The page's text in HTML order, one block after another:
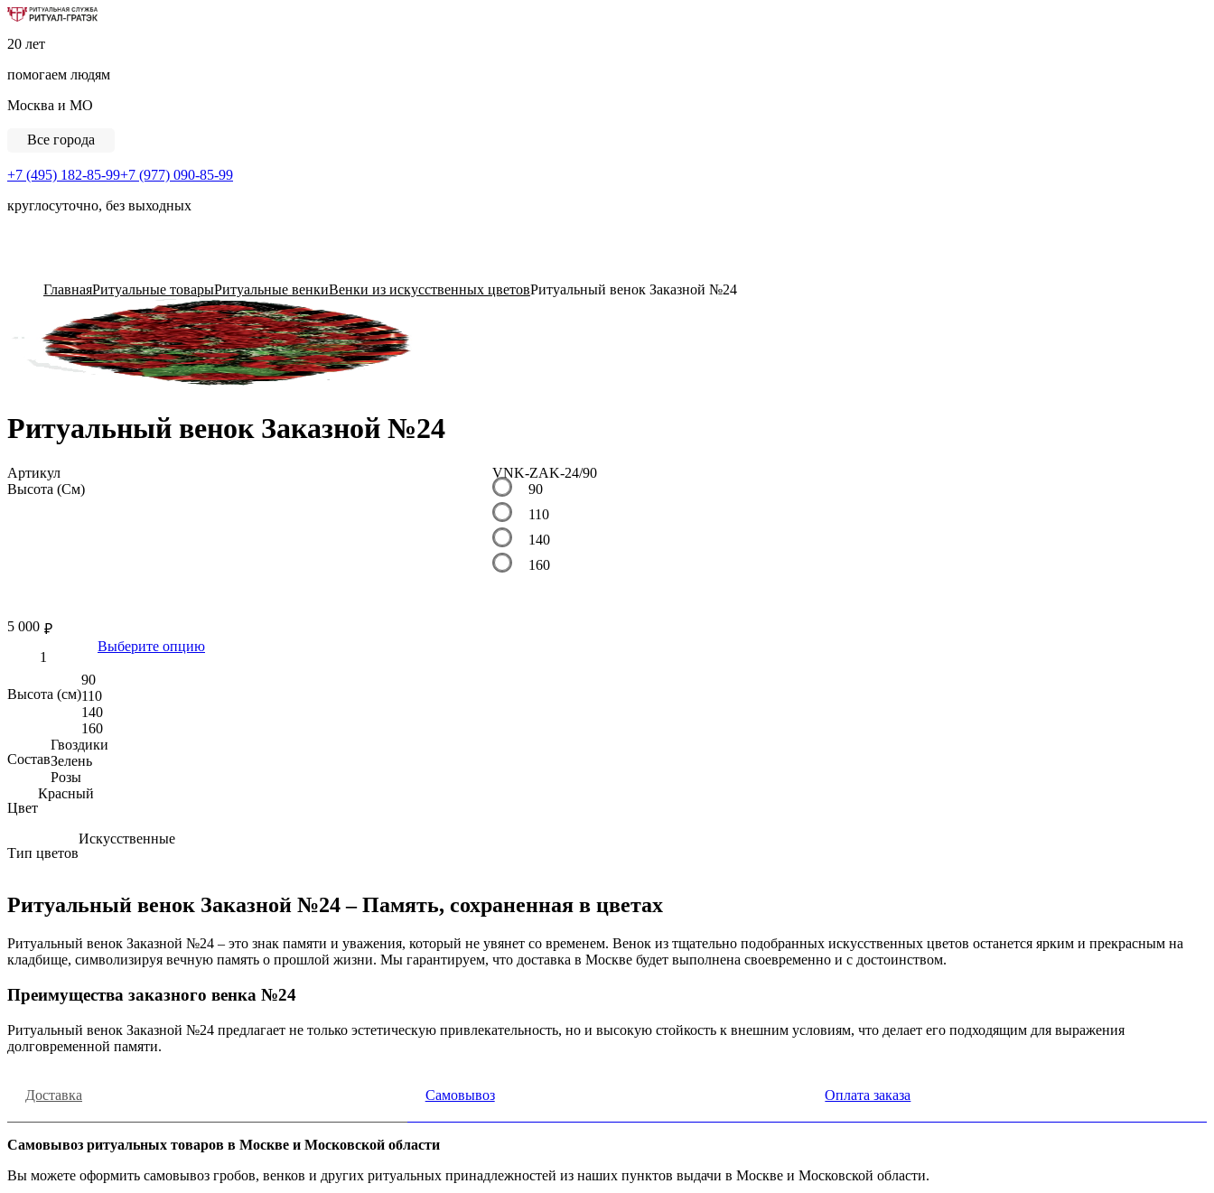
Ритуальная Служба «Ритуал-ГРАТЭК»
20 лет
помогаем людям
Москва и МО
Все города
+7 (495) 182-85-99+7 (977) 090-85-99
круглосуточно, без выходных
ГлавнаяРитуальные товарыРитуальные венкиВенки из искусственных цветовРитуальный венок Заказной №24
Ритуальный венок Заказной №24
Артикул
VNK-ZAK-24/90
Высота (См)
90
110
140
160
₽
5 000
Выберите опцию
Высота (см)
90
110
140
160
Состав
Гвоздики
Зелень
Розы
Цвет
Красный
Тип цветов
Искусственные
Ритуальный венок Заказной №24 – Память, сохраненная в цветах
Ритуальный венок Заказной №24 – это знак памяти и уважения, который не увянет со временем. Венок из тщательно подобранных искусственных цветов останется ярким и прекрасным на
кладбище, символизируя вечную память о прошлой жизни. Мы гарантируем, что доставка в Москве будет выполнена своевременно и с достоинством.
Преимущества заказного венка №24
Ритуальный венок Заказной №24 предлагает не только эстетическую привлекательность, но и высокую стойкость к внешним условиям, что делает его подходящим для выражения
долговременной памяти.
Доставка Самовывоз Оплата заказа
Самовывоз ритуальных товаров в Москве и Московской области
Вы можете оформить самовывоз гробов, венков и других ритуальных принадлежностей из наших пунктов выдачи в Москве и Московской области.